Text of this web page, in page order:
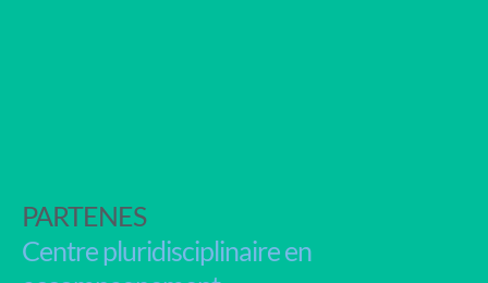
PARTENES
Centre pluridisciplinaire en